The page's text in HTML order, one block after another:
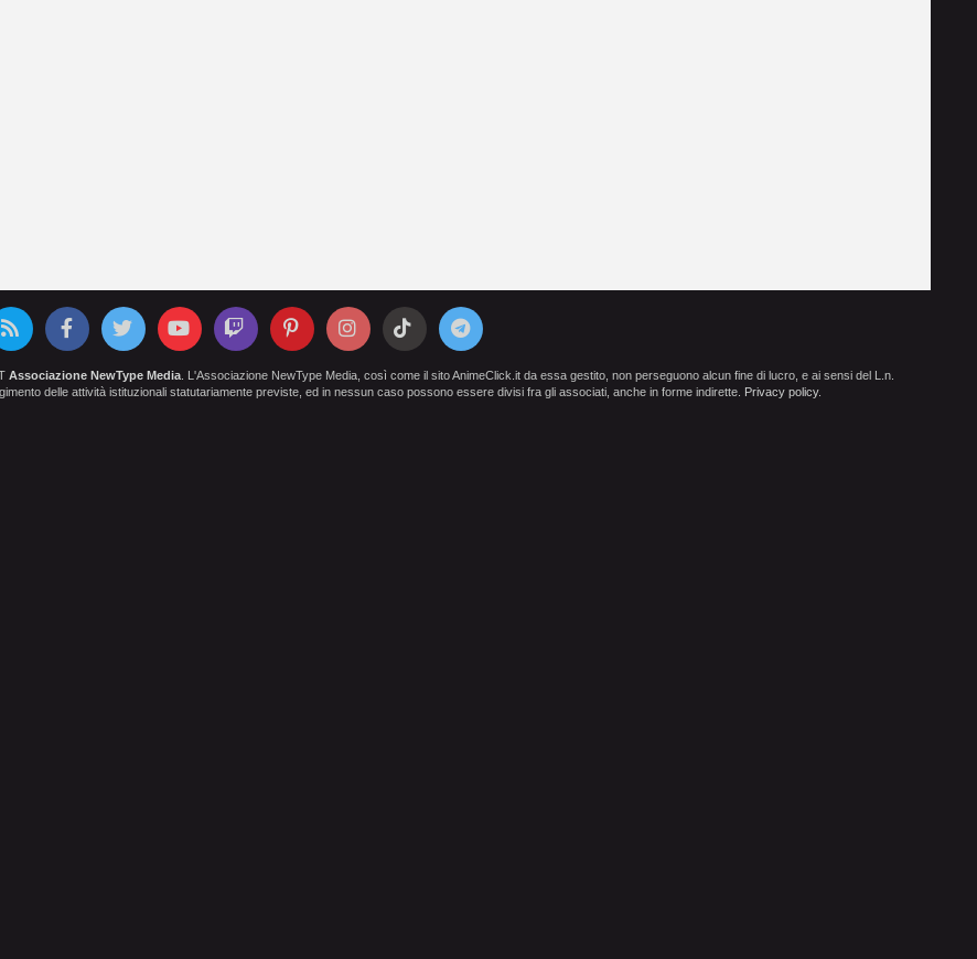
Associazione NewType Media. L'Associazione NewType Media, così come il sito AnimeClick.it da essa gestito, non perseguono alcun fine di lucro, e ai sensi del L.n.
delle attività istituzionali statutariamente previste, ed in nessun caso possono essere divisi fra gli associati, anche in forme indirette. Privacy policy.